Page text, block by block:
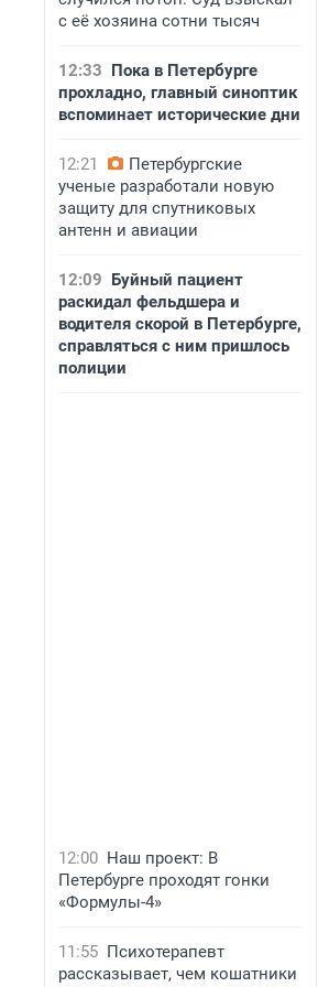
с её хозяина сотни тысяч
12:33 Пока в Петербурге
прохладно, главный синоптик
вспоминает исторические дни
12:21
Петербургские
ученые разработали новую
защиту для спутниковых
антенн и авиации
12:09 Буйный пациент
раскидал фельдшера и
водителя скорой в Петербурге,
справляться с ним пришлось
полиции
12:00 Наш проект: В
Петербурге проходят гонки
«Формулы-4»
11:55 Психотерапевт
рассказывает, чем кошатники